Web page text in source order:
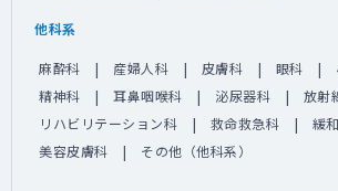
他科系
麻酔科 産婦人科 皮膚科 眼科
精神科
耳鼻咽喉科 泌尿器科
放射
リハビリテーション科
救命救急科
緩
美容皮膚科
その他（他科系）